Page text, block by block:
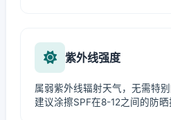
紫外线强度
属弱紫外线辐射天气，无需特
建议涂擦SPF在8-12之间的防晒